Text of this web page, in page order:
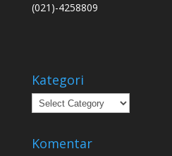
(021)-4258809
Kategori
Kategori
Komentar